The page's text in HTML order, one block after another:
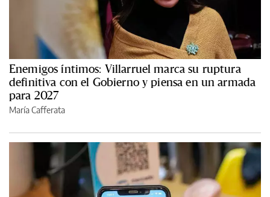
Enemigos íntimos: Villarruel marca su ruptura
definitiva con el Gobierno y piensa en un armada
para 2027
María Cafferata